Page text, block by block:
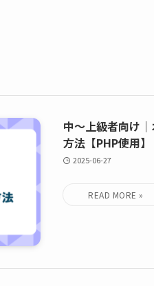
中〜上級者向け
方法【PHP使用】
2025-06-27